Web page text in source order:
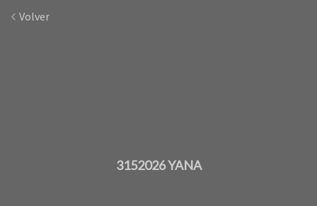
Volver
3152026 YANA